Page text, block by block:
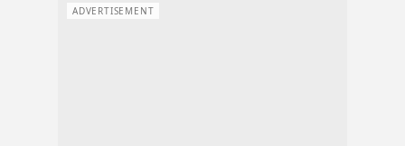
ADVERTISEMENT